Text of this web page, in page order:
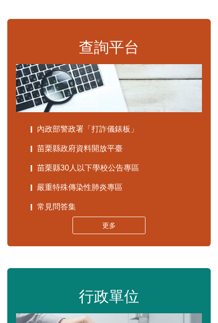
查詢平台
內政部警政署「打詐儀錶板」
苗栗縣政府資料開放平臺
苗栗縣30人以下學校公告專區
嚴重特殊傳染性肺炎專區
常見問答集
更多
行政單位